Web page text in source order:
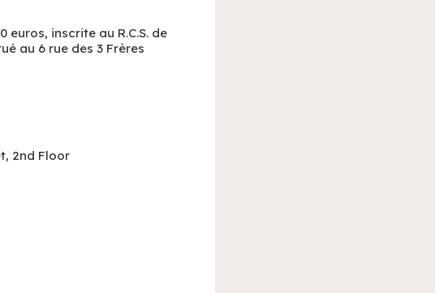
euros, inscrite au R.C.S. de
au 6 rue des 3 Frères
2nd Floor